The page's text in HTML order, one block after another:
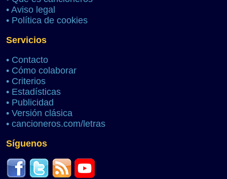
• Aviso legal
• Política de cookies
Servicios
• Contacto
• Cómo colaborar
• Criterios
• Estadísticas
• Publicidad
• Versión clásica
• cancioneros.com/letras
Síguenos